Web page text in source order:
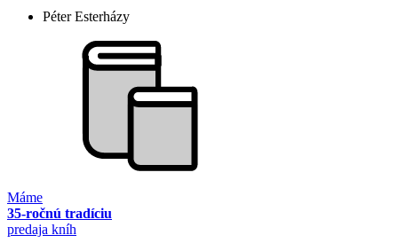
Péter Esterházy
Máme
35-ročnú tradíciu
predaja kníh